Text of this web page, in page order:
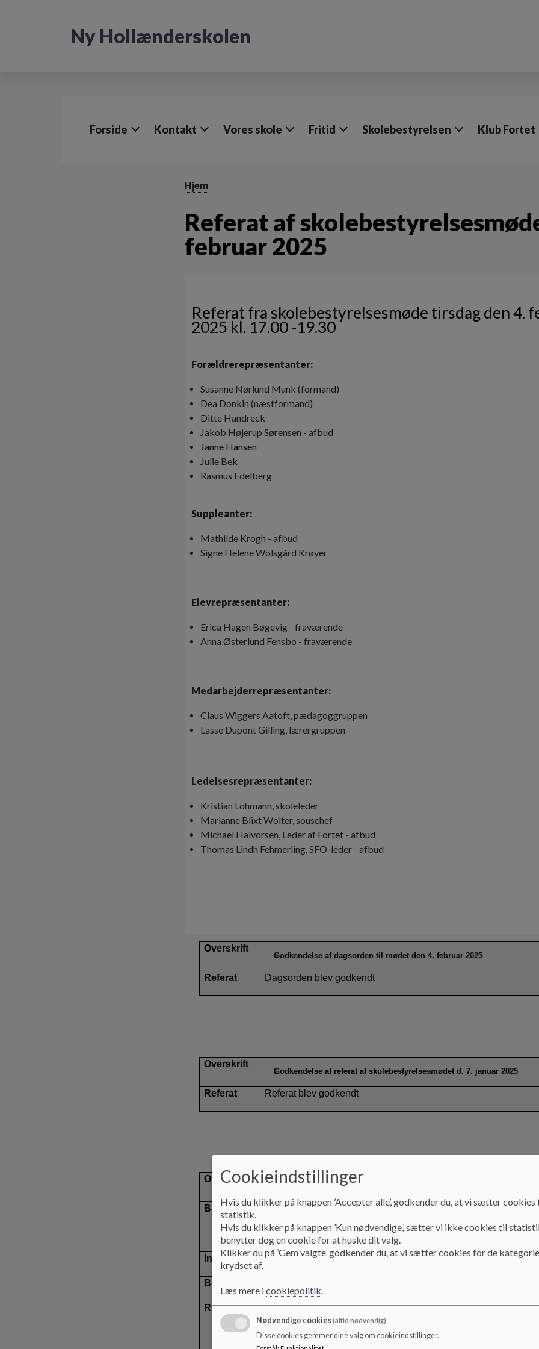
Ny Hollænderskolen
Forside Kontakt Vores skole Fritid Skolebestyrelsen Klub Fortet
Hjem
Referat af
februar 2025
Referat fra skolebestyrelsesmøde tirsdag den 4.
2025 kl. 17.00 -19.30
Forældrerepræsentanter:
Susanne Nørlund Munk (formand)
Dea Donkin (næstformand)
Ditte Handreck
Jakob Højerup Sørensen - afbud
Janne Hansen
Julie Bek
Rasmus Edelberg
Suppleanter:
Mathilde Krogh - afbud
Signe Helene Wolsgård Krøyer
Elevrepræsentanter:
Erica Hagen Bøgevig - fraværende
Anna Østerlund Fensbo - fraværende
Medarbejderrepræsentanter:
Claus Wiggers Aatoft, pædagoggruppen
Lasse Dupont Gilling, lærergruppen
Ledelsesrepræsentanter:
Kristian Lohmann, skoleleder
Marianne Blixt Wolter, souschef
Michael Halvorsen, Leder af Fortet - afbud
Thomas Lindh Fehmerling, SFO-leder - afbud
Overskrift
Godkendelse af dagsorden til mødet den 4. februar 2025
Referat Dagsorden blev godkendt
Overskrift
Godkendelse af referat af skolebestyrelsesmødet d. 7. januar 2025
Referat Referat blev godkendt
Overskrift
Regnskab for 2024 og budget for 2025 for Ny Hollænderskolen
Baggrund
Regnskab for 2024 fremlægges og budget 2025 gennemgås.
Jakobsen deltager under dette punkt. Formelt skal regnskab og
skolebestyrelsen.
Indstilling Drøftelse og beslutning
Bilag
Referat
Administrativ leder Helle Jakobsen fremlagde regnskabet for
2025.
Samlet kommer skolen ud med et mindreforbrug på 626.000 kr. i
Cookieindstillinger
Hvis du klikker på knappen ’Accepter alle’, godkender du, at vi sætter
statistik.
Hvis du klikker på knappen ’Kun nødvendige,’ sætter vi ikke cookies til
benytter dog en cookie for at huske dit valg.
Klikker du på ’Gem valgte’ godkender du, at vi sætter cookies for de
krydset af.
Læs mere icookiepolitik.
Nødvendige cookies(altid nødvendig)
Disse cookies gemmer dine valg om cookieindstillinger.